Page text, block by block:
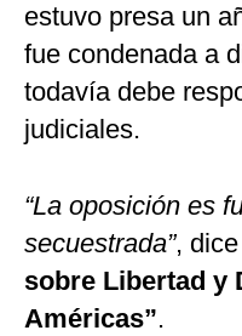
estuvo presa un
fue condenada a
todavía debe
judiciales.
“La oposición es
secuestrada”,
sobre Libertad y
Américas”.